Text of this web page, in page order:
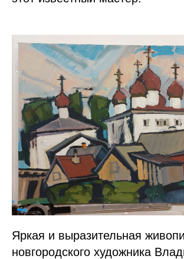
Яркая и выразительная
новгородского художника